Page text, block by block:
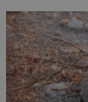
se na koloběžce a
Velkých Losinách